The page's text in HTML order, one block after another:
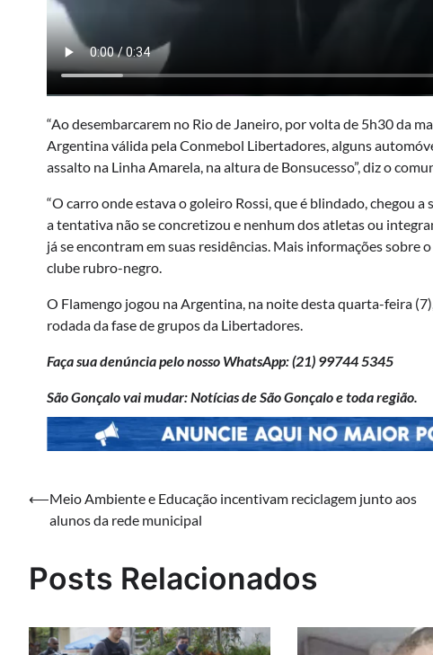
“Ao desembarcarem no Rio de Janeiro, por volta de 5h30 da
Argentina válida pela Conmebol Libertadores, alguns
assalto na Linha Amarela, na altura de Bonsucesso”, diz o
“O carro onde estava o goleiro Rossi, que é blindado, chegou
a tentativa não se concretizou e nenhum dos atletas ou
já se encontram em suas residências. Mais informações sobre
clube rubro-negro.
O Flamengo jogou na Argentina, na noite desta quarta-feira
rodada da fase de grupos da Libertadores.
Faça sua denúncia pelo nosso WhatsApp: (21) 99744 5345
São Gonçalo vai mudar: Notícias de São Gonçalo e toda região.
Navegação
⟵Meio Ambiente e Educação incentivam reciclagem junto aos
alunos da rede municipal
Posts Relacionados